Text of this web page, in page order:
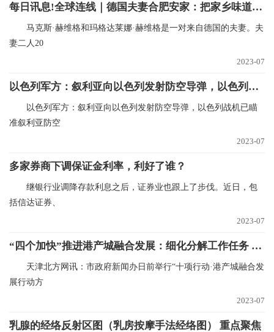
每日讯息!全球连线｜德国夫妻合肥安家：把家乡味道带到中国来
马克斯·赫维格和玛格达莱娜·赫维格是一对来自德国的夫妻。夫
妻二人20
2023-07
以色列军方：叙利亚向以色列发射防空导弹，以色列战机已瞄准叙利亚防空炮台。-百事通
以色列军方：叙利亚向以色列发射防空导弹，以色列战机已瞄
准叙利亚防空
2023-07
多家券商下调保证金利率，利好了谁？
继银行业调降存款利息之后，证券业也跟上了步伐。近日，包
括信达证券、
2023-07
“四个加快”推进港产城融合发展：细化分解工作任务 未来五年重点推动建设101个项目
天津北方网讯：市政府新闻办日前举行“十项行动·港产城融合发
展行动方
2023-07
乳腺的经络反射区图（乳房按摩手法经络图） 重点聚焦